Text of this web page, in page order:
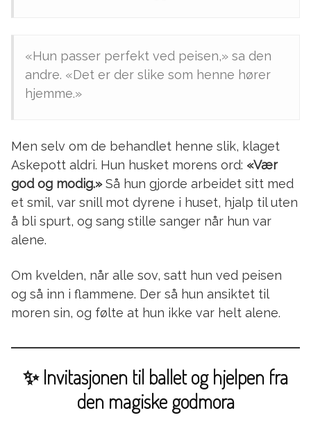
«Hun passer perfekt ved peisen,» sa den
andre. «Det er der slike som henne hører
hjemme.»
Men selv om de behandlet henne slik, klaget
Askepott aldri. Hun husket morens ord: «Vær
god og modig.»Så hun gjorde arbeidet sitt med
et smil, var snill mot dyrene i huset, hjalp til uten
å bli spurt, og sang stille sanger når hun var
alene.
Om kvelden, når alle sov, satt hun ved peisen
og så inn i flammene. Der så hun ansiktet til
moren sin, og følte at hun ikke var helt alene.
✨ Invitasjonen til ballet og hjelpen fra
den magiske godmora